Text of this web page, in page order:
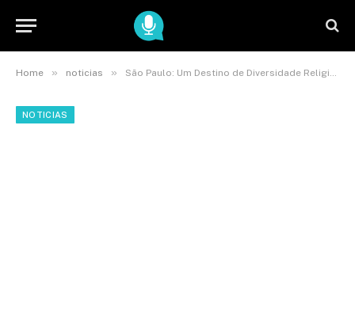
Home » noticias » São Paulo: Um Destino de Diversidade Religiosa
NOTICIAS